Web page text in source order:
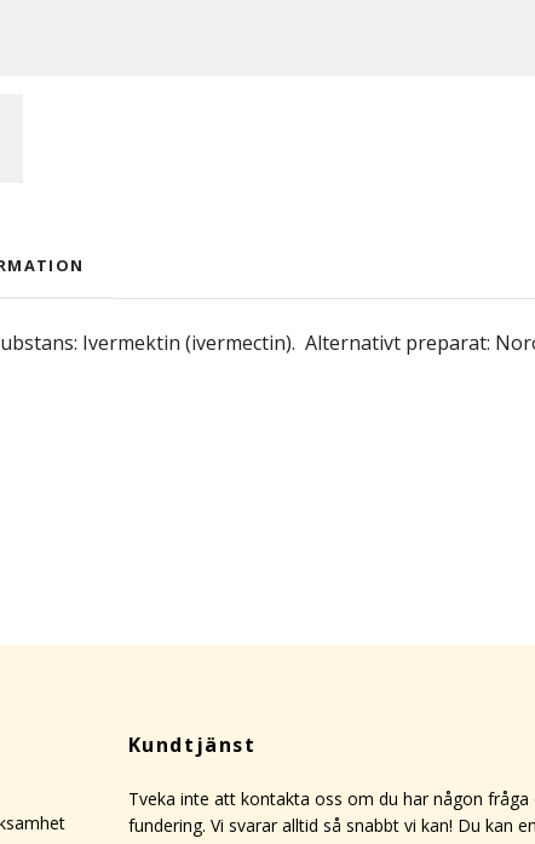
Ivermektin (ivermectin). Alternativt preparat:
Kundtjänst
Tveka inte att kontakta oss om du har någon fråga
fundering. Vi svarar alltid så snabbt vi kan! Du kan